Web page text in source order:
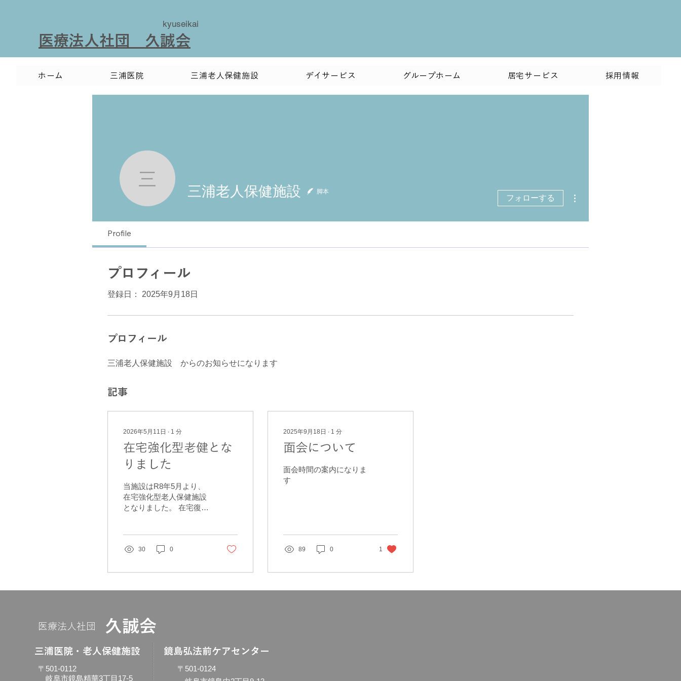
kyuseikai
​医療法人社団 久誠会
ホーム 三浦医院 三浦老人保健施設 デイサービス グループホーム 居宅サービス 採用情報
三浦老人保健施設
三浦老人保健施設 脚本
フォローする
Profile
プロフィール
登録日： 2025年9月18日
プロフィール
三浦老人保健施設　からのお知らせになります
記事
2026年5月11日 ∙ 1 分
在宅強化型老健とな
りました
当施設はR8年5月より、
在宅強化型老人保健施設
となりました。 在宅復
職種による連携を強化
とりに寄り添った支援を
も、ご利用者さま・ご家
し、より良いサービス提
供に努めてまいります。
30 0
2025年9月18日 ∙ 1 分
面会について
面会時間の案内になりま
す
89 0 1
​久誠会
​医療法人社団
​三浦医院・老人保健施設 ​鏡島弘法前ケアセンター
〒501-0124
〒501-0112
岐阜市鏡島精華3丁目17-5​​​